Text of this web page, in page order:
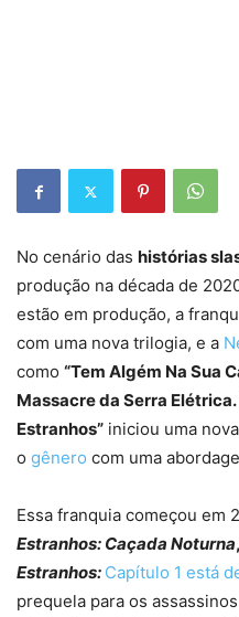
No cenário das histórias
produção na década de
estão em produção, a
com uma nova trilogia, e a
como “Tem Algém Na Sua
Massacre da Serra Elétrica.
Estranhos” iniciou uma
o gênero com uma
Essa franquia começou em
Estranhos: Caçada Noturna
Estranhos: Capítulo 1 está
prequela para os